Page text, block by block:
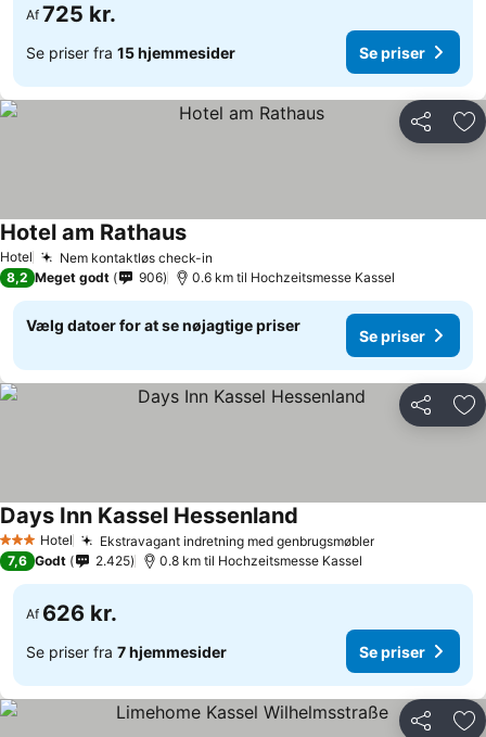
Af 725 kr.
Se priser fra 15 hjemmesider Se priser
Del
Hotel Nem kontaktløs check-in
Hotel am Rathaus
8,2 Meget godt 906 0.6 km til Hochzeitsmesse Kassel
Vælg datoer for at se nøjagtige priser
Se priser
Del
3 StjernerHotel Ekstravagant indretning med genbrugsmøbler
Days Inn Kassel Hessenland
7,6 Godt 2.425 0.8 km til Hochzeitsmesse Kassel
Af 626 kr.
Se priser fra 7 hjemmesider Se priser
Del